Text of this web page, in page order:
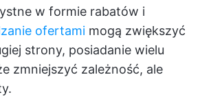
w formie rabatów i
ofertami mogą zwiększyć
strony, posiadanie wielu
zmniejszyć zależność, ale